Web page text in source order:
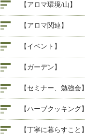
【アロマ環境/山】
【アロマ関連】
【イベント】
【ガーデン】
【セミナー、勉強会】
【ハーブクッキング】
【丁寧に暮らすこと】